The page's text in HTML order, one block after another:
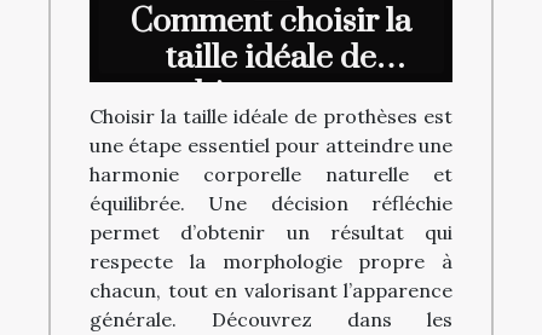
Comment choisir la
taille idéale de
prothèses pour une
harmonie corporelle ?
Choisir la taille idéale de prothèses est
une étape essentiel pour atteindre une
harmonie corporelle naturelle et
équilibrée. Une décision réfléchie
permet d’obtenir un résultat qui
respecte la morphologie propre à
chacun, tout en valorisant l’apparence
générale. Découvrez dans les